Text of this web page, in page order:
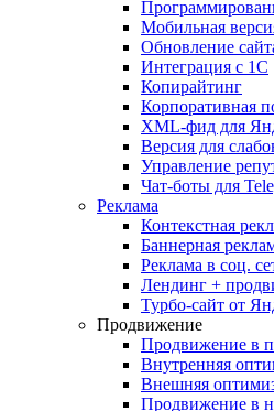
Мобильная
Обновление
Интеграция с 1С
Копирайтинг
Корпоративная
XML-фид для
Версия для
Управление
Чат-боты для
Реклама
Контекстная
Баннерная
Реклама в соц.
Лендинг +
Турбо-сайт от
Продвижение
Продвижение в
Внутренняя
Внешняя
Продвижение в